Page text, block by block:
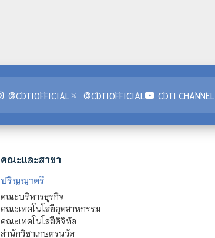
@CDTIOFFICIAL @CDTIOFFICIAL CDTI CHANNEL
คณะและสาขา
ปริญญาตรี
คณะบริหารธุรกิจ
คณะเทคโนโลยีอุตสาหกรรม
คณะเทคโนโลยีดิจิทัล
สำนักวิชาเกษตรนวัต